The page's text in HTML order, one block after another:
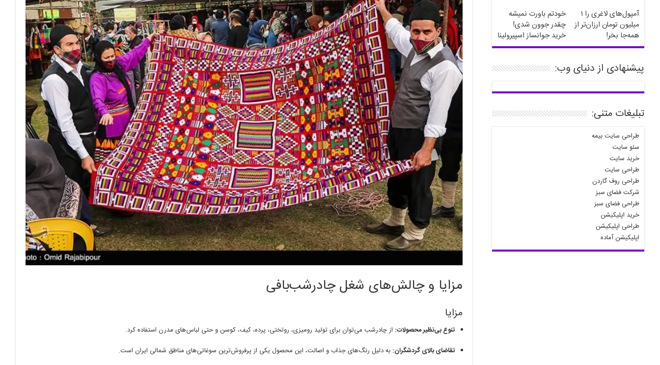
مزایا و چالش‌های شغل چادرشب‌بافی
مزایا
تنوع بی‌نظیر محصولات: از چادرشب می‌توان برای تولید رومیزی، روتختی، پرده، کیف، کوسن و حتی لباس‌های مدرن استفاده کرد.
تقاضای بالای گردشگران: به دلیل رنگ‌های جذاب و اصالت، این محصول یکی از پرفروش‌ترین سوغاتی‌های مناطق شمالی ایران است.
امشب)
آمپول‌های لاغری را ۱
میلیون تومان ارزان‌تر از
همه‌جا بخر!
خودتم باورت نمیشه
چقدر جوون شدی!
خرید جوانساز اسپیرولینا
با تخفیف ویژه
پیشنهادی از دنیای وب:
تبلیغات متنی:
طراحی سایت بیمه
سئو سایت
خرید سایت
طراحی سایت
طراحی روف گاردن
شرکت فضای سبز
طراحی فضای سبز
خرید اپلیکیشن
طراحی اپلیکیشن
اپلیکیشن آماده